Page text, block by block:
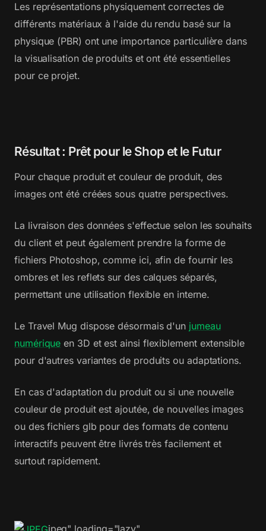
Les représentations physiquement correctes de
différents matériaux à l'aide du rendu basé sur la
physique (PBR) ont une importance particulière dans
la visualisation de produits et ont été essentielles
pour ce projet.
Résultat : Prêt pour le Shop et le Futur
Pour chaque produit et couleur de produit, des
images ont été créées sous quatre perspectives.
La livraison des données s'effectue selon les souhaits
du client et peut également prendre la forme de
fichiers Photoshop, comme ici, afin de fournir les
ombres et les reflets sur des calques séparés,
permettant une utilisation flexible en interne.
Le Travel Mug dispose désormais d'un jumeau
numérique en 3D et est ainsi flexiblement extensible
pour d'autres variantes de produits ou adaptations.
En cas d'adaptation du produit ou si une nouvelle
couleur de produit est ajoutée, de nouvelles images
ou des fichiers glb pour des formats de contenu
interactifs peuvent être livrés très facilement et
surtout rapidement.
jpeg" loading="lazy"